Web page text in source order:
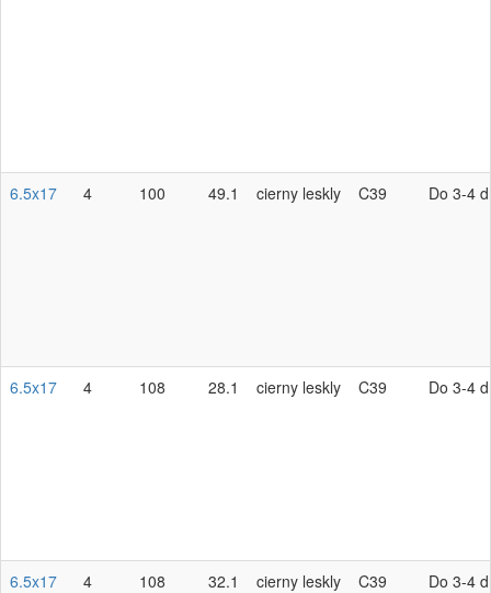
6.5x17 4 100 49.1 cierny leskly C39 Do 3-4
6.5x17 4 108 28.1 cierny leskly C39 Do 3-4
6.5x17 4 108 32.1 cierny leskly C39 Do 3-4